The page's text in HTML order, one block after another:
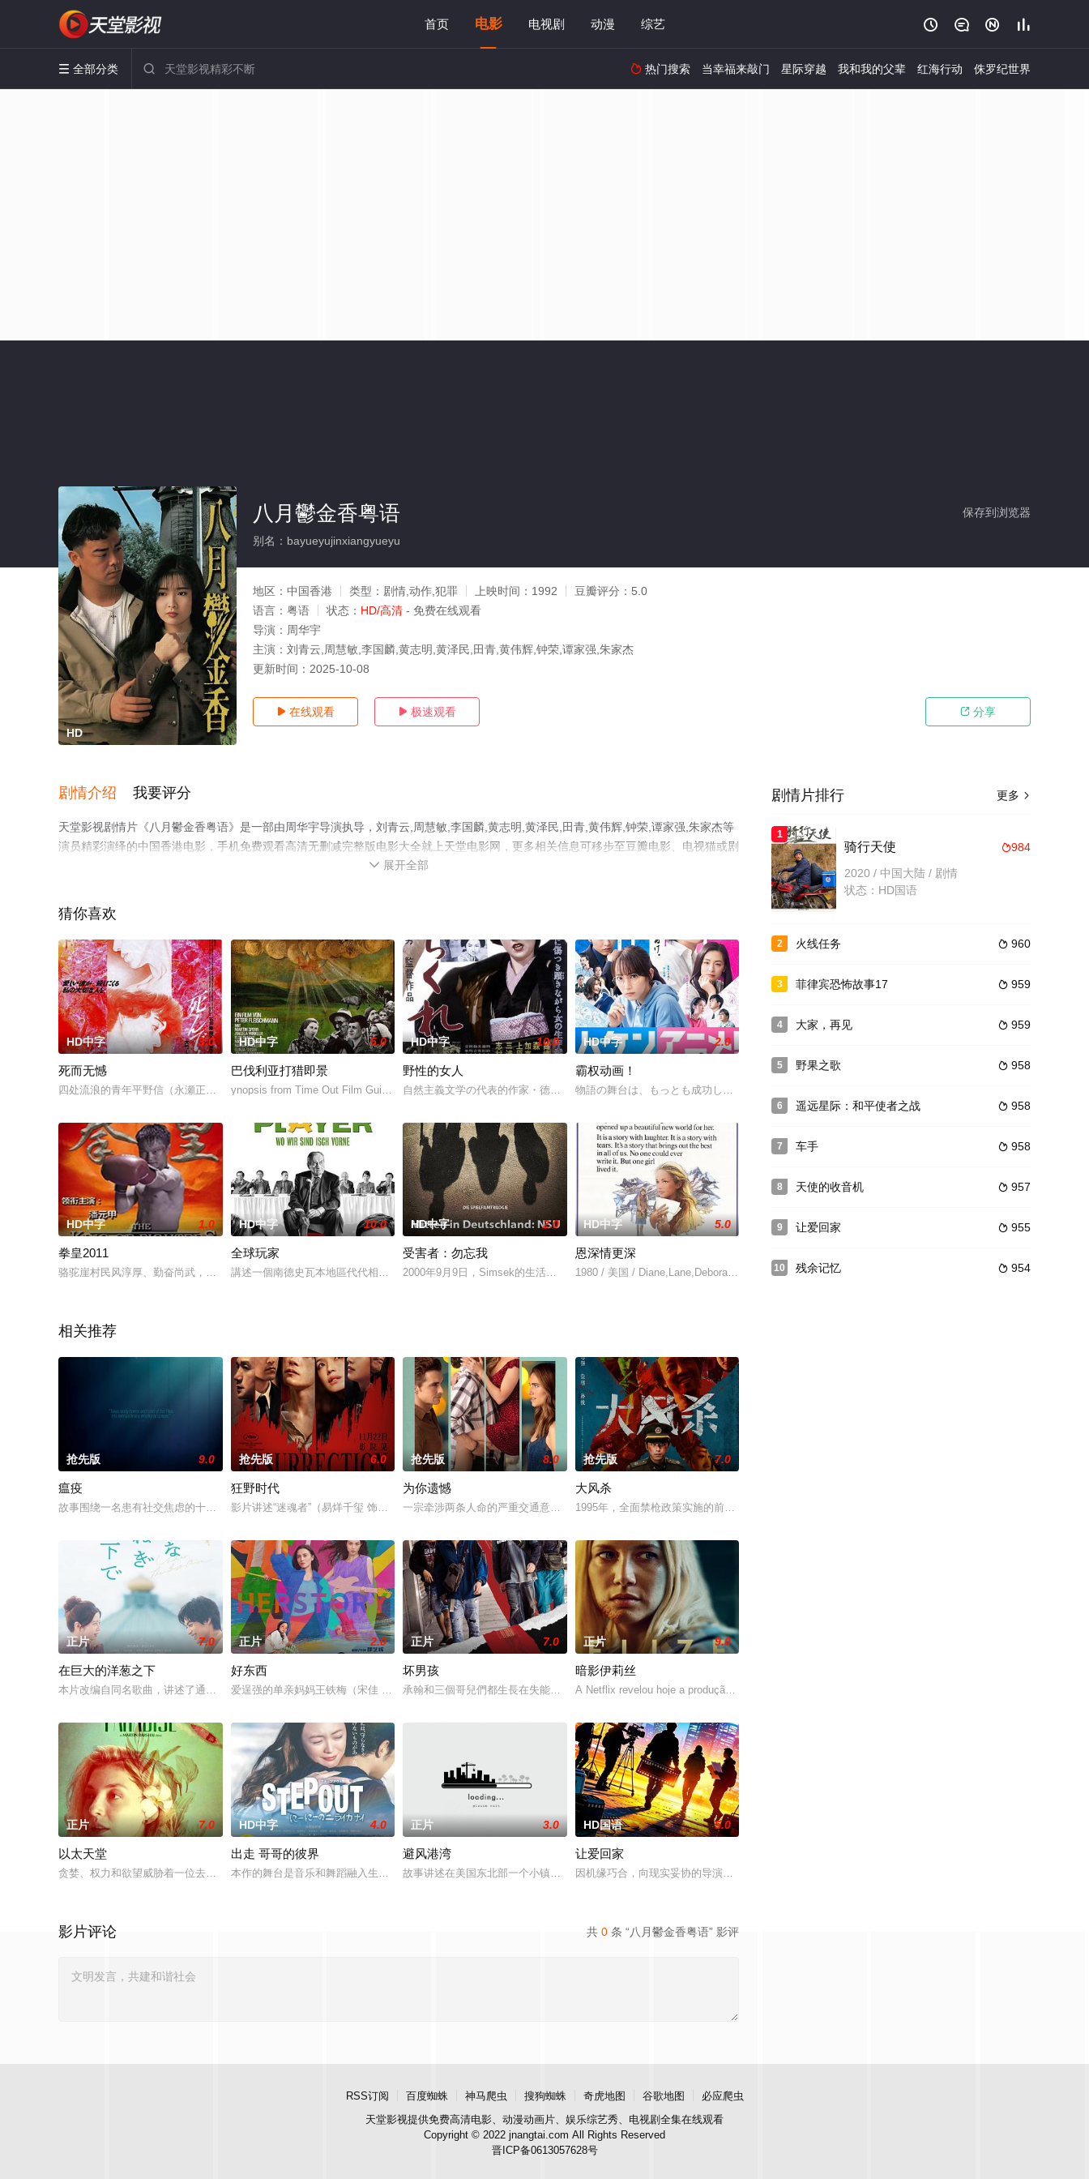
首页 电影 电视剧 动漫 综艺    
 全部分类   热门搜索 当幸福来敲门 星际穿越 我和我的父辈 红海行动 侏罗纪世界
HD
保存到浏览器
八月鬱金香粤语
别名：bayueyujinxiangyueyu
地区： 中国香港 类型： 剧情,动作,犯罪 上映时间： 1992 豆瓣评分： 5.0
语言： 粤语 状态： HD/高清 - 免费在线观看
导演： 周华宇
主演： 刘青云,周慧敏,李国麟,黄志明,黄泽民,田青,黄伟辉,钟荣,谭家强,朱家杰
更新时间： 2025-10-08
 在线观看  极速观看  分享
剧情介绍 我要评分
天堂影视剧情片《八月鬱金香粤语》是一部由周华宇导演执导，刘青云,周慧敏,李国麟,黄志明,黄泽民,田青,黄伟辉,钟荣,谭家强,朱家杰等
演员精彩演绎的中国香港电影，手机免费观看高清无删减完整版电影大全就上天堂电影网，更多相关信息可移步至豆瓣电影、电视猫或剧
 展开全部
猜你喜欢
HD中字 3.0
死而无憾
四处流浪的青年平野信（永瀬正敏 饰）在某地邂逅风韵犹存的少妇土屋名美（大竹しのぶ 饰），平野为其所吸引，于是尾随来到一家商
HD中字 5.0
巴伐利亚打猎即景
ynopsis from Time Out Film Guide Between the seemingly idylli
HD中字 10.0
野性的女人
自然主義文学の代表的作家・徳田秋声の同名小説を水木洋子が脚色し、成瀬巳喜男が演出した作品。生まれつき気性が激しく、そのくせ
HD中字 2.0
霸权动画！
物語の舞台は、もっとも成功した作品の称号“覇権（ハケン）”を手にするため、日夜熾烈な闘いが繰り広げ
HD中字 1.0
拳皇2011
骆驼崖村民风淳厚、勤奋尚武，村里男女老少都会点拳脚功夫，年轻的小伙子中，宝辉是最好的。宝辉自幼随爷爷学少林长拳，爷爷早先是
HD中字 10.0
全球玩家
講述一個南德史瓦本地區代代相傳的家族企業，如何因中國的經濟崛起而舉家面臨破產危機，並且在危機之中重整家庭關係。旅居柏林的台
HD中字 2.0
受害者：勿忘我
2000年9月9日，Simsek的生活突然发生巨变 她的父亲Enver在纽伦堡连中8枪，身受重伤不治而死。警方怀疑这是一起
HD中字 5.0
恩深情更深
1980 / 美国 / Diane,Lane,Deborah,Raffin
相关推荐
抢先版 9.0
瘟疫
故事围绕一名患有社交焦虑的十二岁少年展开。在男子水球夏令营的残酷社交法则中挣扎求生时，他那青春期特有的不安，随着夏日推移竟
抢先版 6.0
狂野时代
影片讲述“迷魂者”（易烊千玺 饰）通过体验视觉、听觉、味觉、嗅觉、触觉五感，跨越一个世纪的故事。而“大她者”（舒淇 饰）则
抢先版 8.0
为你遗憾
一宗牵涉两条人命的严重交通意外，揭开了令人震惊的秘密；一对母女被迫面对家族的伤痕，探索爱的定义，并重新认识彼此。影片改编自
抢先版 7.0
大风杀
1995年，全面禁枪政策实施的前一年，弃镇忙崖的平静被打破。藏匿巨额宝藏的悍匪大哥北山（辛柏青 饰）
正片 7.0
在巨大的洋葱之下
本片改编自同名歌曲，讲述了通过书信和笔记的交换，恋上连脸都不知道的对方的爱情故事。神尾饰演的是对未来没有希望的大学4年级学
正片 2.0
好东西
爱逞强的单亲妈妈王铁梅（宋佳 饰）带小孩王茉莉（曾慕梅 饰）搬到新家，结识了所谓清醒恋爱脑的邻居小叶（钟楚曦 饰）。两位性
正片 7.0
坏男孩
承翰和三個哥兒們都生長在失能家庭，家裡沒錢、也沒有保護他們的大人，卻因相同的成長背景，他們聚在一起，成為了彼此的家人。平時
正片 9.0
暗影伊莉丝
A Netflix revelou hoje a produção de “Uma Garota de Classe”,
正片 7.0
以太天堂
贪婪、权力和欲望威胁着一位去泰国旅游的美国女孩和一位在海上度过一生的当地男孩之间的感情。
HD中字 4.0
出走 哥哥的彼界
本作的舞台是音乐和舞蹈融入生活的冲绳。与母亲朱音、妹妹舞一起生活的照屋踊，憧憬舞蹈学校的丽莎，开始了舞蹈生涯。朱音为了支撑
正片 3.0
避风港湾
故事讲述在美国东北部一个小镇的农场，一个怀抱音乐理想的男孩，在追求爱情与理想的道路上历经的艰辛。男主人公曾被迫接受性向矫正
HD国语 5.0
让爱回家
因机缘巧合，向现实妥协的导演朱达仁萌生拍一部《河南人在北京》电影的念头，在说服主编姚松、老乡韩战
共 0 条 “八月鬱金香粤语” 影评
影片评论
更多 
剧情片排行
1
984
骑行天使
2020 / 中国大陆 / 剧情
状态：HD国语
2  960
火线任务
3  959
菲律宾恐怖故事17
4  959
大家，再见
5  958
野果之歌
6  958
遥远星际：和平使者之战
7  958
车手
8  957
天使的收音机
9  955
让爱回家
10  954
残余记忆
RSS订阅 百度蜘蛛 神马爬虫 搜狗蜘蛛 奇虎地图 谷歌地图
必应爬虫
天堂影视提供免费高清电影、动漫动画片、娱乐综艺秀、电视剧全集在线观看
Copyright © 2022 jnangtai.com All Rights Reserved
晋ICP备0613057628号